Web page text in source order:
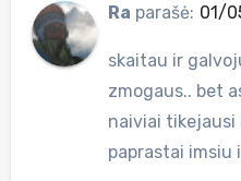
Ra parašė: 01/
skaitau ir
zmogaus.. bet
naiviai tikejausi
paprastai imsiu